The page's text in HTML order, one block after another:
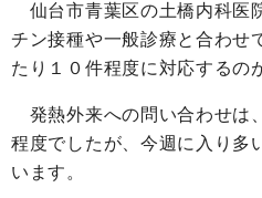
仙台市青葉区の土橋内科医
チン接種や一般診療と合わせ
たり１０件程度に対応するの
発熱外来への問い合わせは
程度でしたが、今週に入り多
います。